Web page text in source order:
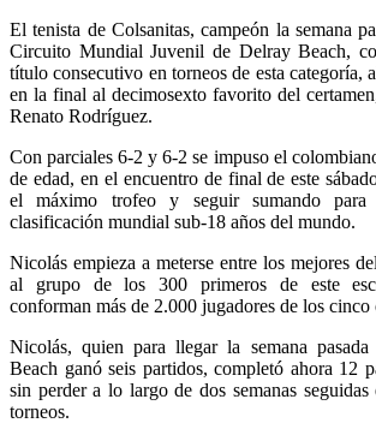
El tenista de Colsanitas, campeón la semana
Circuito Mundial Juvenil de Delray Beach,
título consecutivo en torneos de esta categoría,
en la final al decimosexto favorito del
Renato Rodríguez.
Con parciales 6-2 y 6-2 se impuso el
de edad, en el encuentro de final de este
el máximo trofeo y seguir sumando
clasificación mundial sub-18 años del mundo.
Nicolás empieza a meterse entre los mejores
al grupo de los 300 primeros de este
conforman más de 2.000 jugadores de los cinco
Nicolás, quien para llegar la semana
Beach ganó seis partidos, completó ahora 12
sin perder a lo largo de dos semanas
torneos.